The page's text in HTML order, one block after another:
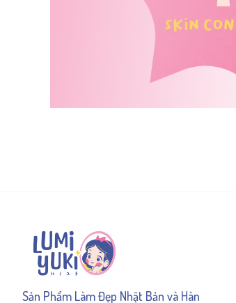
Sản Phẩm Làm Đẹp Nhật Bản và Hàn